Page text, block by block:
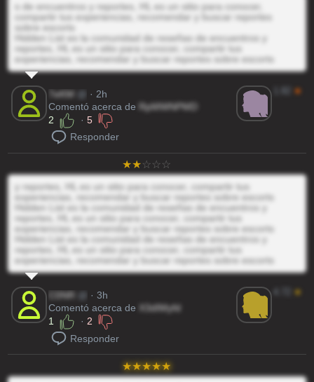
s de encuentros y reportes, HL es un sitio para conocer,
compartir tus experiencias, recomendar y buscar reportes
sobre escorts
Hidden List es la comunidad de reseñas de encuentros y
reportes, HL es un sitio para conocer, compartir tus
experiencias, recomendar y buscar reportes sobre escorts
7eKM
· 2h
Comentó acerca de
RpMWNPMD
2
·5
Responder
★
y reportes, HL es un sitio para conocer, compartir tus
experiencias, recomendar y buscar reportes sobre escorts
Hidden List es la comunidad de reseñas de encuentros y
reportes, HL es un sitio para conocer, compartir tus
experiencias, recomendar y buscar reportes sobre escorts
Hidden List es la comunidad de reseñas de encuentros y
reportes, HL es un sitio para conocer, compartir tus
experiencias, recomendar y buscar reportes sobre escorts
C0NR
· 3h
Comentó acerca de
X3dIMyfd
1
· 2
Responder
★